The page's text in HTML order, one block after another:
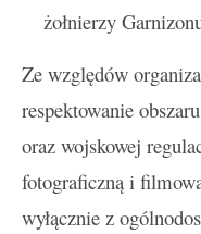
żołnierzy
Ze względów
respektowanie
oraz wojskowej
fotograficzną i
wyłącznie z